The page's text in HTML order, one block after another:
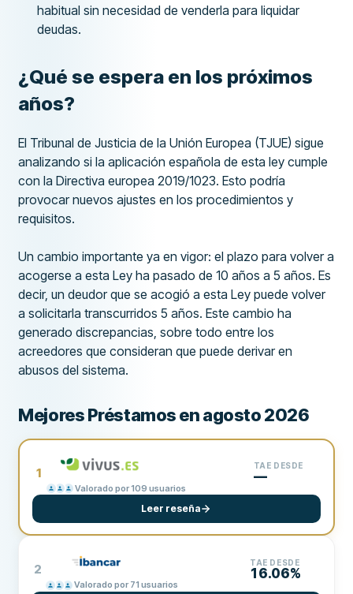
habitual sin necesidad de venderla para liquidar
deudas.
¿Qué se espera en los próximos
años?
El Tribunal de Justicia de la Unión Europea (TJUE) sigue
analizando si la aplicación española de esta ley cumple
con la Directiva europea 2019/1023. Esto podría
provocar nuevos ajustes en los procedimientos y
requisitos.
Un cambio importante ya en vigor: el plazo para volver a
acogerse a esta Ley ha pasado de 10 años a 5 años. Es
decir, un deudor que se acogió a esta Ley puede volver
a solicitarla transcurridos 5 años. Este cambio ha
generado discrepancias, sobre todo entre los
acreedores que consideran que puede derivar en
abusos del sistema.
Mejores Préstamos en agosto 2026
1
Valorado por 109 usuarios
TAE DESDE
—
Leer reseña
2
Valorado por 71 usuarios
TAE DESDE
16.06%